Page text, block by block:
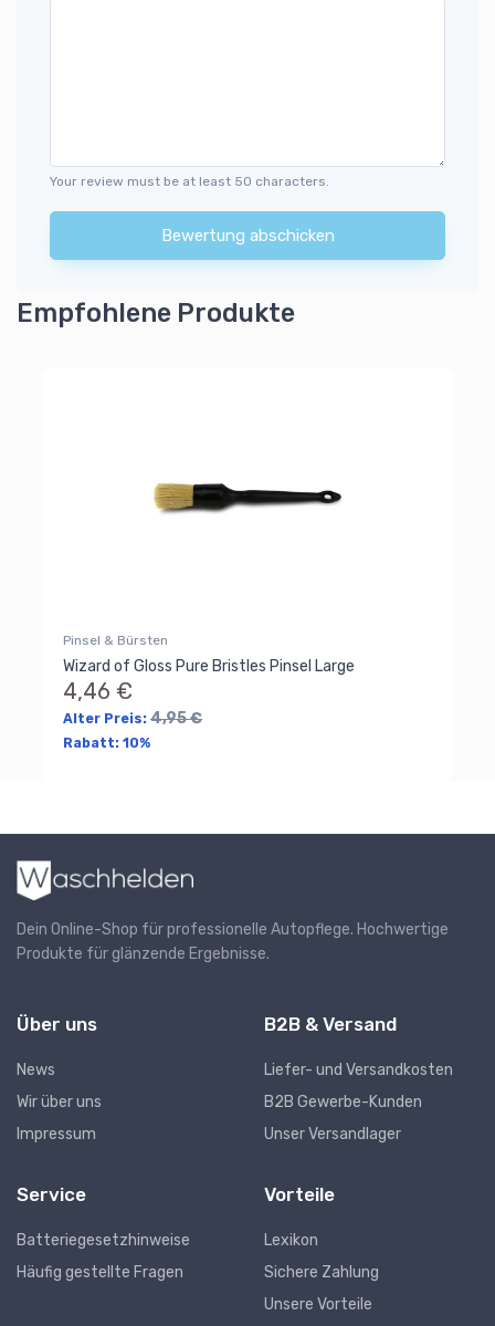
Your review must be at least 50 characters.
Bewertung abschicken
Empfohlene Produkte
Pinsel & Bürsten
Wizard of Gloss Pure Bristles Pinsel Large
4,46 €
Alter Preis: 4,95 €
Rabatt: 10%
Dein Online-Shop für professionelle Autopflege. Hochwertige
Produkte für glänzende Ergebnisse.
Über uns
News
Wir über uns
Impressum
B2B & Versand
Liefer- und Versandkosten
B2B Gewerbe-Kunden
Unser Versandlager
Service
Batteriegesetzhinweise
Häufig gestellte Fragen
Vorteile
Lexikon
Sichere Zahlung
Unsere Vorteile